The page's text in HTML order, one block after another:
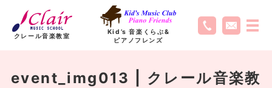
クレール音楽教室
Kid’s 音楽くらぶ&
ピアノフレンズ
event_img013 | クレール音楽教